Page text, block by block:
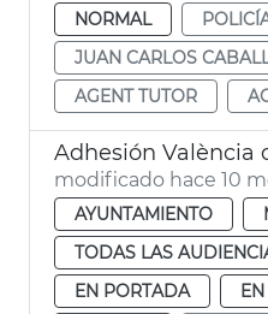
NORMAL
JUAN CARLOS
AGENT TUTOR
modificado hace 10
AYUNTAMIENTO
TODAS LAS
EN PORTADA